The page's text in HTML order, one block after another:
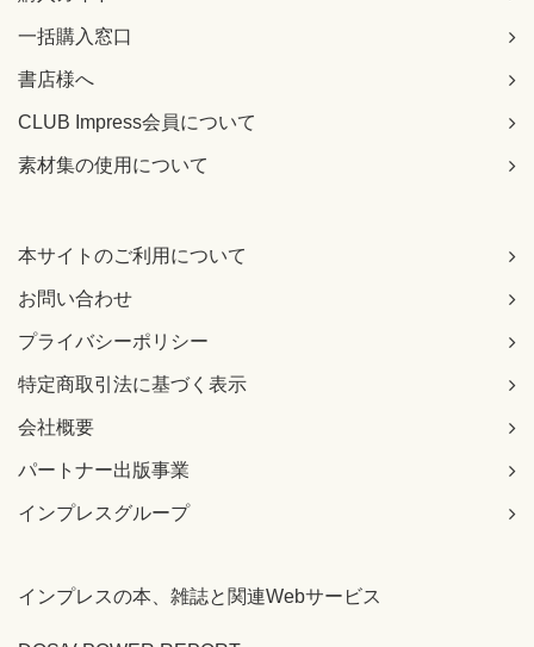
0.25
【 第2刷にて修正 】
219ページ 網掛け部分の下にある本文の2行目
ベース分類器からなるアンサンブルCj（j∈{0, 1}）があ
り、…
【 第3刷にて修正 】
224ページ 7.2.2の本文4行目
[誤]
さらに、分類問題を難しくするために、「がく片の長さ」
と
さらに、分類問題を難しくするために、「がく片の幅」と
【 第3刷にて修正 】
229ページ 本文3行目
がく片の幅（Sepal width）が1以上の場合に
一括購入窓口
書店様へ
CLUB Impress会員について
素材集の使用について
本サイトのご利用について
お問い合わせ
プライバシーポリシー
特定商取引法に基づく表示
会社概要
パートナー出版事業
インプレスグループ
インプレスの本、雑誌と関連Webサービス